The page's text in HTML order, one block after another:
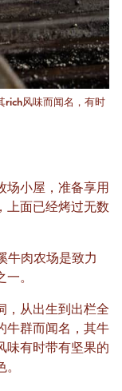
rich风味而闻名，有时
场小屋，准备享用
上面已经烤过无数
牛肉农场是致力
一。
，从出生到出栏全
牛群而闻名，其牛
味有时带有坚果的